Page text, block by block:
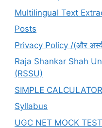
Multilingual Text
Posts
Privacy Policy /(और
Raja Shankar Shah
(RSSU)
SIMPLE CALCULATOR
Syllabus
UGC NET MOCK